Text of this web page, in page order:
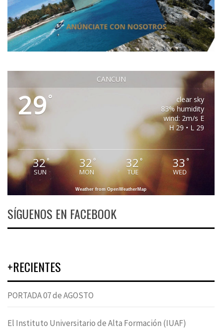
CANCUN
29°
clear sky
83% humidity
wind: 2m/s E
H 29 • L 29
32°
SUN
32°
MON
32°
TUE
33°
WED
Weather from OpenWeatherMap
SÍGUENOS EN FACEBOOK
+RECIENTES
PORTADA 07 de AGOSTO
El Instituto Universitario de Alta Formación (IUAF)